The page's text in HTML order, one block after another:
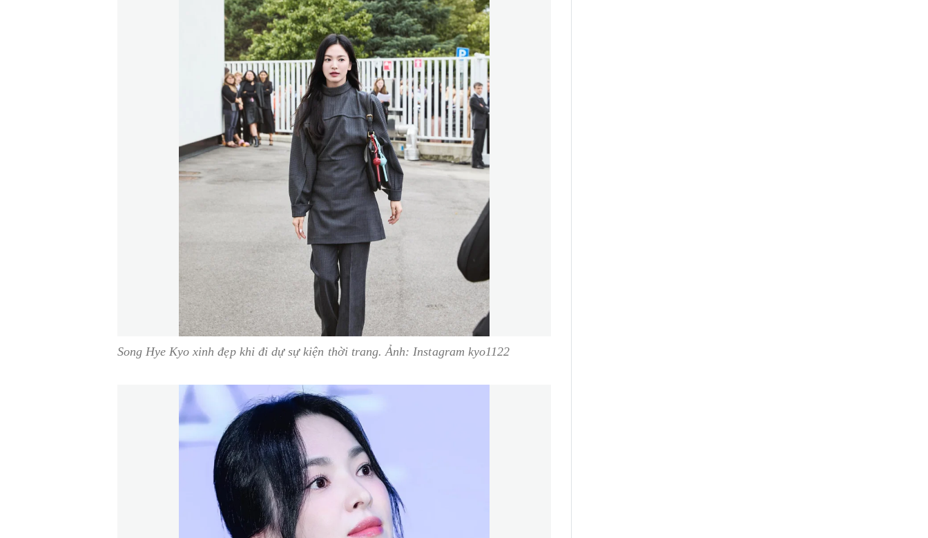
Song Hye Kyo xinh đẹp khi đi dự sự kiện thời trang. Ảnh: Instagram kyo1122